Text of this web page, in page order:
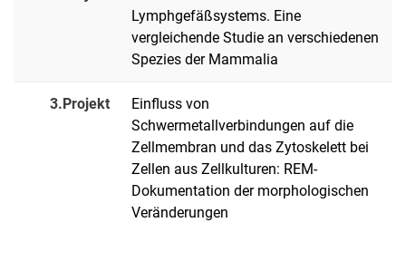
Lymphgefäßsystems. Eine
vergleichende Studie an verschiedenen
Spezies der Mammalia
3.Projekt
Einfluss von
Schwermetallverbindungen auf die
Zellmembran und das Zytoskelett bei
Zellen aus Zellkulturen: REM-
Dokumentation der morphologischen
Veränderungen